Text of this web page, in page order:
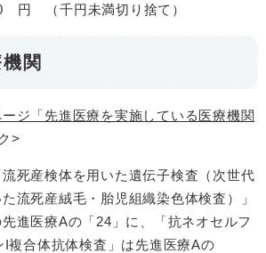
円 （千円未満切り捨て）
関
ジ「先進医療を実施している医療機関
>
死産検体を用いた遺伝子検査（次世代
流死産絨毛・胎児組織染色体検査）」
進医療Aの「24」に、「抗ネオセルフ
複合体抗体検査」は先進医療Aの